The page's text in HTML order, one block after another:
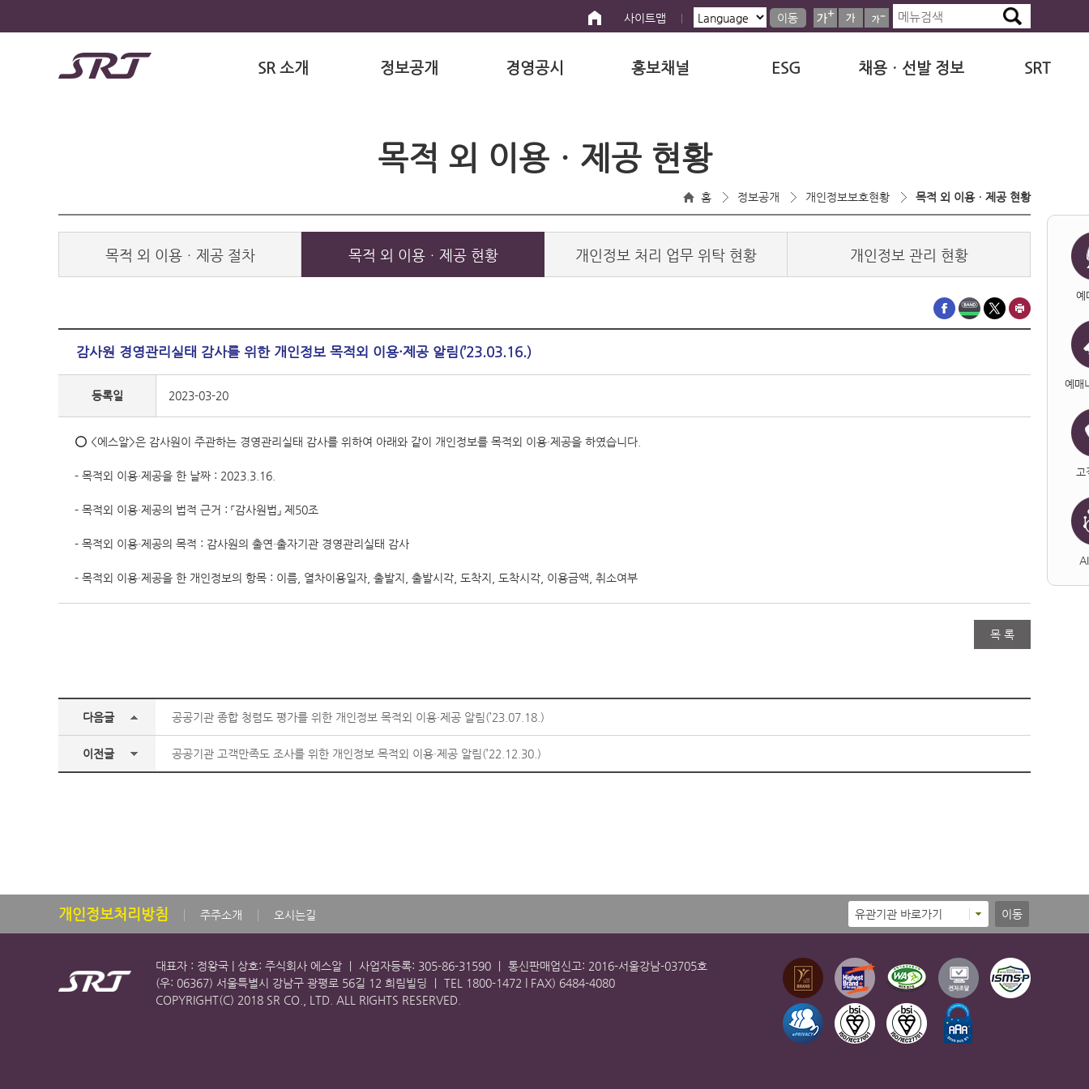
사이트맵 이동
SR 소개 정보공개 경영공시 홍보채널 ESG 채용ㆍ선발 정보 SRT
목적 외 이용ㆍ제공 현황
홈 정보공개 개인정보보호현황 목적 외 이용ㆍ제공 현황
목적 외 이용ㆍ제공 절차 목적 외 이용ㆍ제공 현황 개인정보 처리 업무 위탁 현황 개인정보 관리 현황
감사원 경영관리실태 감사를 위한 개인정보 목적외 이용·제공 알림(’23.03.16.)
등록일 2023-03-20
⭕ <에스알>은 감사원이 주관하는 경영관리실태 감사를 위하여 아래와 같이 개인정보를 목적외 이용·제공을 하였습니다.
- 목적외 이용·제공을 한 날짜 : 2023.3.16.
- 목적외 이용·제공의 법적 근거 : 「감사원법」 제50조
- 목적외 이용·제공의 목적 : 감사원의 출연·출자기관 경영관리실태 감사
- 목적외 이용·제공을 한 개인정보의 항목 : 이름, 열차이용일자, 출발지, 출발시각, 도착지, 도착시각, 이용금액, 취소여부
목 록
다음글 공공기관 종합 청렴도 평가를 위한 개인정보 목적외 이용·제공 알림(’23.07.18.)
이전글 공공기관 고객만족도 조사를 위한 개인정보 목적외 이용·제공 알림(’22.12.30.)
예
예매
고
개인정보처리방침 주주소개 오시는길 유관기관 바로가기 이동
대표자 : 정왕국 | 상호: 주식회사 에스알 ㅣ 사업자등록: 305-86-31590
ㅣ 통신판매업신고: 2016-서울강남-03705호
(우: 06367) 서울특별시 강남구 광평로 56길 12 희림빌딩 ㅣ TEL 1800-1472 l FAX) 6484-4080
COPYRIGHT(C) 2018 SR CO., LTD. ALL RIGHTS RESERVED.